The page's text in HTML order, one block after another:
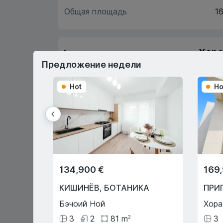
Общая площадь
Первый взнос 15%
Или через государственную
первоначальным взносом!
Нулевая комиссия для
Предложение недели
Hot
134,900 €
КИШИНЁВ, БОТАНИКА
Бэчоий Ной
3
2 81 m2
Хора
3